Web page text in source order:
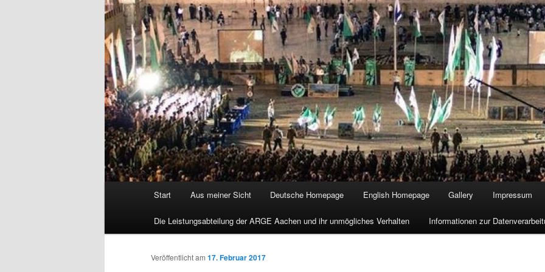
Start Aus meiner Sicht Deutsche Homepage English Homepage Gallery Impressum
Die Leistungsabteilung der ARGE Aachen und ihr unmögliches Verhalten Informationen zur
Veröffentlicht am 17. Februar 2017